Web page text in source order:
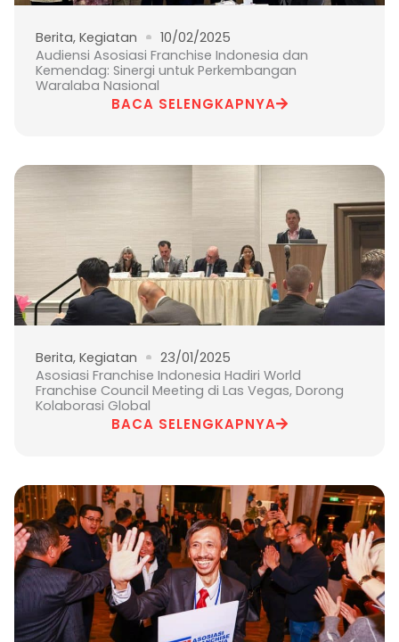
Berita, Kegiatan
10/02/2025
Audiensi Asosiasi Franchise Indonesia dan
Kemendag: Sinergi untuk Perkembangan
Waralaba Nasional
BACA SELENGKAPNYA
Berita, Kegiatan
23/01/2025
Asosiasi Franchise Indonesia Hadiri World
Franchise Council Meeting di Las Vegas, Dorong
Kolaborasi Global
BACA SELENGKAPNYA